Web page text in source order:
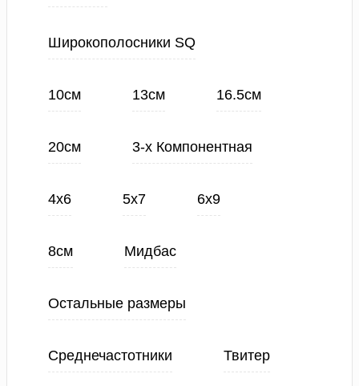
Широкополосники SQ
10см 13см 16.5см
20см 3-х Компонентная
4х6 5х7 6х9
8см Мидбас
Остальные размеры
Среднечастотники Твитер